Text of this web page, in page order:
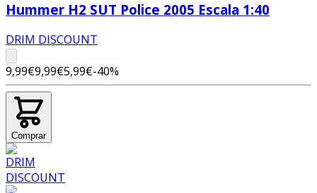
Hummer H2 SUT Police 2005 Escala 1:40
DRIM DISCOUNT
9,99€9,99€5,99€-40%
Comprar